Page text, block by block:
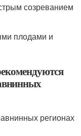
созреванием
плодами и
регионах